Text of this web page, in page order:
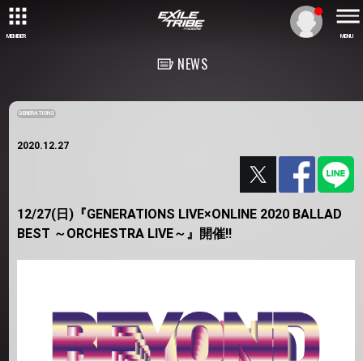
MEMBER MENU
NEWS
GENERATIONS
2020.12.27
12/27(日)『GENERATIONS LIVE×ONLINE 2020 BALLAD
BEST ～ORCHESTRA LIVE～』開催!!